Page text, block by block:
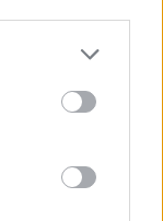
more Google
may click to
party tags to
below Google